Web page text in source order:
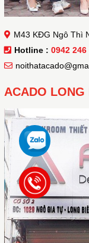
M43 KĐG Ngô Thì
Hotline : 0942 246
ACADO LONG